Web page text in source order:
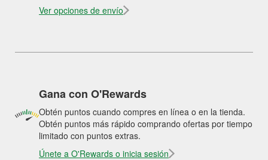
Ver opciones de envío
Gana con O'Rewards
Obtén puntos cuando compres en línea o en la tienda.
Obtén puntos más rápido comprando ofertas por tiempo
limitado con puntos extras.
Únete a O'Rewards o inicia sesión